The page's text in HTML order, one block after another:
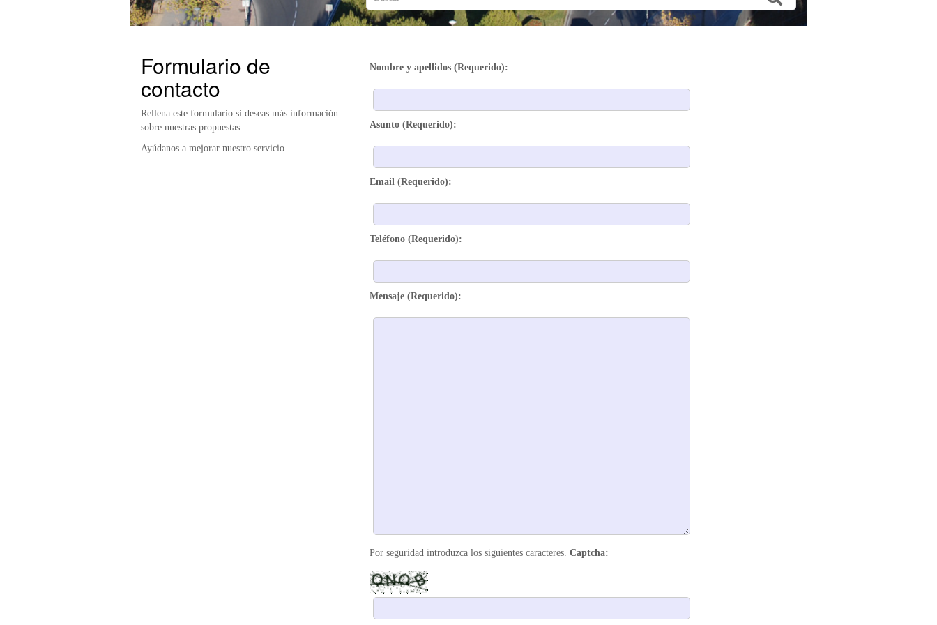
Formulario de
contacto
Rellena este formulario si deseas más información
sobre nuestras propuestas.
Ayúdanos a mejorar nuestro servicio.
Nombre y apellidos (Requerido):
Asunto (Requerido):
Email (Requerido):
Teléfono (Requerido):
Mensaje (Requerido):
Por seguridad introduzca los siguientes caracteres.Captcha: